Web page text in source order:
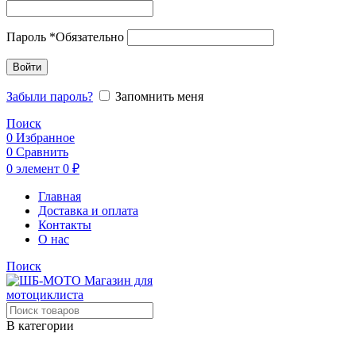
Пароль *Обязательно
Войти
Забыли пароль?
Запомнить меня
Поиск
0 Избранное
0 Сравнить
0 элемент 0 ₽
Главная
Доставка и оплата
Контакты
О нас
Поиск
В категории